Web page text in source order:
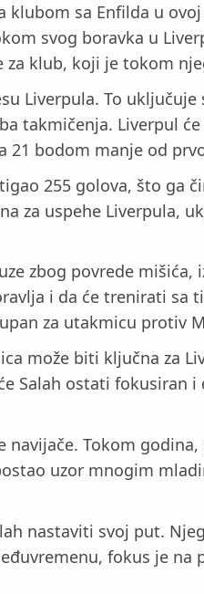
sa Enfilda u
svog boravka u
klub, koji je tokom
Liverpula. To
takmičenja. Liverpul
21 bodom manje od
255 golova, što ga
za uspehe Liverpula,
zbog povrede
i da će trenirati
za utakmicu protiv
može biti ključna za
Salah ostati fokusiran
Tokom
uzor mnogim
nastaviti svoj put.
fokus je